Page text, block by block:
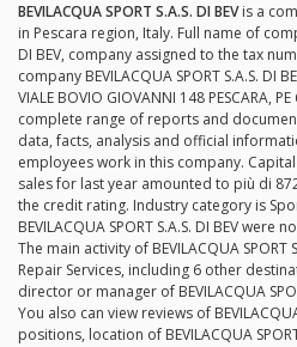
BEVILACQUA SPORT S.A.S. DI BEVis a
in Pescara region, Italy. Full name of
DI BEV, company assigned to the tax
company BEVILACQUA SPORT S.A.S. DI
VIALE BOVIO GIOVANNI 148 PESCARA,
complete range of reports and
data, facts, analysis and official
employees work in this company.
sales for last year amounted to più di
the credit rating. Industry category is
BEVILACQUA SPORT S.A.S. DI BEV were
The main activity of BEVILACQUA SPORT
Repair Services, including 6 other
director or manager of BEVILACQUA
You also can view reviews of
positions, location of BEVILACQUA